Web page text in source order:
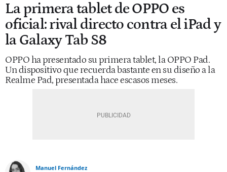
La primera tablet de OPPO es
oficial: rival directo contra el iPad y
la Galaxy Tab S8
OPPO ha presentado su primera tablet, la OPPO Pad.
Un dispositivo que recuerda bastante en su diseño a la
Realme Pad, presentada hace escasos meses.
Manuel Fernández